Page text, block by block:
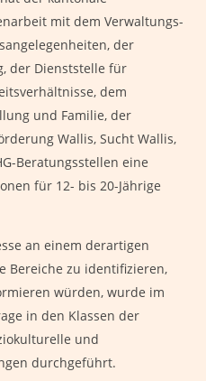
mit dem Verwaltungs-
der
der Dienststelle für
dem
und Familie, der
Wallis, Sucht Wallis,
Beratungsstellen eine
für 12- bis 20-Jährige
an einem derartigen
Bereiche zu identifizieren,
würden, wurde im
in den Klassen der
und
durchgeführt.